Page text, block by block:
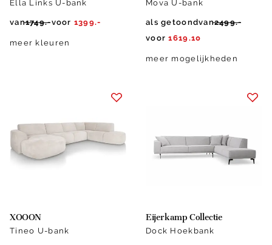
Ella Links U-bank
van1749.-voor 1399.-
meer kleuren
Mova U-bank
als getoondvan2499.-
voor 1619.10
meer mogelijkheden
XOOON
Tineo U-bank
Eijerkamp Collectie
Dock Hoekbank